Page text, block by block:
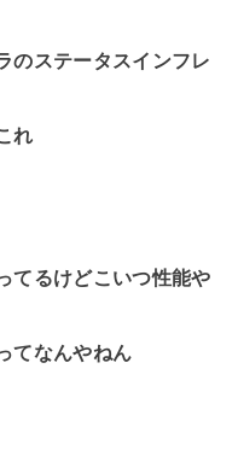
のステータスインフレ
れ
てるけどこいつ性能や
てなんやねん